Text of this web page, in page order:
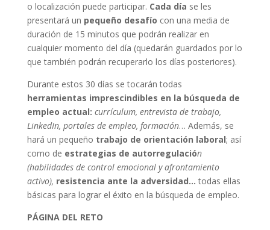
o localización puede participar. Cada día se les
presentará un pequeño desafío con una media de
duración de 15 minutos que podrán realizar en
cualquier momento del día (quedarán guardados por lo
que también podrán recuperarlo los días posteriores).
Durante estos 30 días se tocarán todas
herramientas imprescindibles en la búsqueda de
empleo actual: currículum, entrevista de trabajo,
LinkedIn, portales de empleo, formación… Además, se
hará un pequeño trabajo de orientación laboral; así
como de estrategias de autorregulación
(habilidades de control emocional y afrontamiento
activo), resistencia ante la adversidad… todas ellas
básicas para lograr el éxito en la búsqueda de empleo.
PÁGINA DEL RETO